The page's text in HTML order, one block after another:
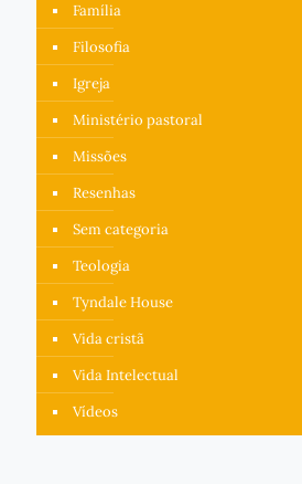
Família
Filosofia
Igreja
Ministério pastoral
Missões
Resenhas
Sem categoria
Teologia
Tyndale House
Vida cristã
Vida Intelectual
Vídeos